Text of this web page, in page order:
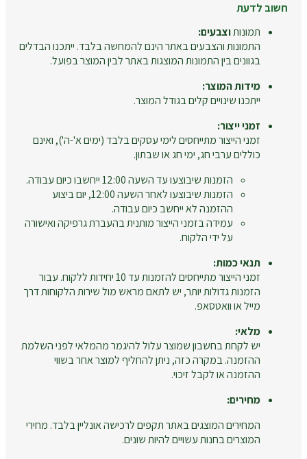
חשוב לדעת
תמונותוצבעים:
התמונות והצבעים באתר הינם להמחשה בלבד. ייתכנו הבדלים
בגוונים בין התמונות המוצגות באתר לבין המוצר בפועל.
מידות המוצר:
ייתכנו שינויים קלים בגודל המוצר.
זמני ייצור:
זמני הייצור מתייחסים לימי עסקים בלבד (ימים א'-ה'), ואינם
כוללים ערבי חג, ימי חג או שבתון.
הזמנות שיבוצעו עד השעה 12:00 ייחשבו כיום עבודה.
הזמנות שיבוצעו לאחר השעה 12:00, יום ביצוע
ההזמנה לא ייחשב כיום עבודה.
עמידה בזמני הייצור מותנית בהעברת גרפיקה ואישורה
על ידי הלקוח.
תנאי כמות:
זמני הייצור מתייחסים להזמנות עד 10 יחידות ללקוח. עבור
הזמנות גדולות יותר, יש לתאם מראש מול שירות הלקוחות דרך
מייל או וואטסאפ.
מלאי:
יש לקחת בחשבון שמוצר עלול להיגמר מהמלאי לפני השלמת
ההזמנה. במקרה כזה, ניתן להחליף למוצר אחר בשווי
ההזמנה או לקבל זיכוי.
מחירים:
המחירים המוצגים באתר תקפים לרכישה אונליין בלבד. מחירי
המוצרים בחנות עשויים להיות שונים.